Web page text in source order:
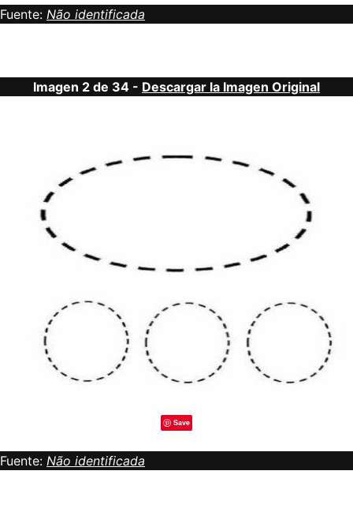
Fuente: Não identificada
Imagen 2 de 34 - Descargar la Imagen Original
Save
Fuente: Não identificada